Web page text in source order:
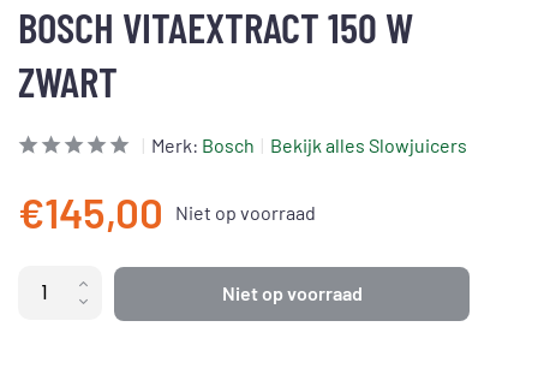
BOSCH VITAEXTRACT 150 W
ZWART
Merk: Bosch Bekijk alles Slowjuicers
€145,00 Niet op voorraad
Niet op voorraad